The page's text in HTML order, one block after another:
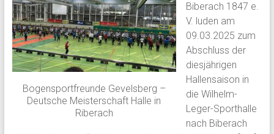
Bogensportfreunde Gevelsberg –
Deutsche Meisterschaft Halle in
Riberach
Biberach 1847 e.
V. luden am
09.03.2025 zum
Abschluss der
diesjährigen
Hallensaison in
die Wilhelm-
Leger-Sporthalle
nach Biberach